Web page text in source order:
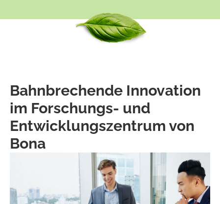
Bahnbrechende Innovation
im Forschungs- und
Entwicklungszentrum von
Bona